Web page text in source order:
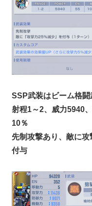
SSP武装はビーム格
射程1～2、威力5940
10％
先制攻撃あり、敵に
付与